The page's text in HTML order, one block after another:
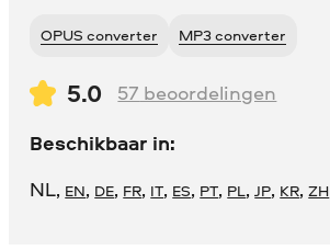
OPUS converter MP3 converter
5.0 57 beoordelingen
Beschikbaar in:
NL, EN, DE, FR, IT, ES, PT, PL,JP, KR,ZH